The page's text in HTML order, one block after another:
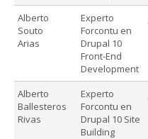
Alberto
Souto
Arias
Experto
Forcontu en
Drupal 10
Front-End
Development
Alberto
Ballesteros
Rivas
Experto
Forcontu en
Drupal 10 Site
Building